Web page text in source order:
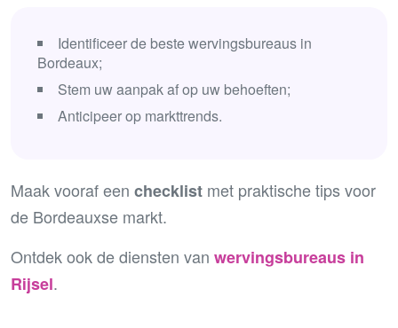
Identificeer de beste wervingsbureaus in
Bordeaux;
Stem uw aanpak af op uw behoeften;
Anticipeer op markttrends.
Maak vooraf een checklist met praktische tips voor
de Bordeauxse markt.
Ontdek ook de diensten van wervingsbureaus in
Rijsel.